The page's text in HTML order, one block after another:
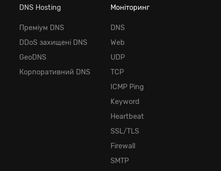
DNS Hosting
Преміум DNS
DDoS захищені DNS
GeoDNS
Корпоративний DNS
Моніторинг
DNS
Web
UDP
TCP
ICMP Ping
Keyword
Heartbeat
SSL/TLS
Firewall
SMTP